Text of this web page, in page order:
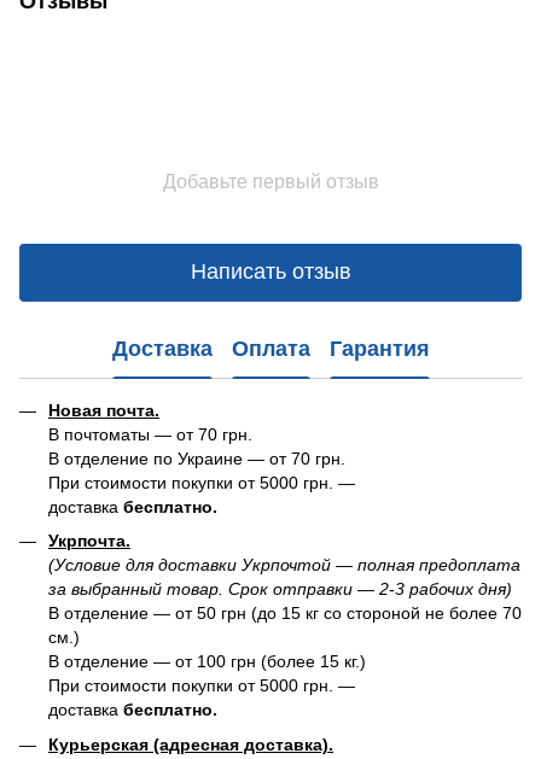
Добавьте первый отзыв
Написать отзыв
Доставка Оплата Гарантия
Новая почта.
В почтоматы — от 70 грн.
В отделение по Украине — от 70 грн.
При стоимости покупки от 5000 грн. —
доставка бесплатно.
Укрпочта.
(Условие для доставки Укрпочтой — полная предоплата
за выбранный товар. Срок отправки — 2-3 рабочих дня)
В отделение — от 50 грн (до 15 кг со стороной не более 70
см.)
В отделение — от 100 грн (более 15 кг.)
При стоимости покупки от 5000 грн. —
доставка бесплатно.
Курьерская (адресная доставка).